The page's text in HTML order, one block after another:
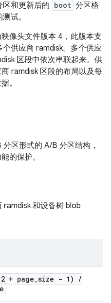
区和更新后的 boot 分区格
试。
像头文件版本 4，此版本支
个供应商 ramdisk。多个供应
区段中依次串联起来。供
ramdisk 区段的布局以及每
。
区形式的 A/B 分区结构，
的保护。
ramdisk 和设备树 blob
+ page_size - 1)
/